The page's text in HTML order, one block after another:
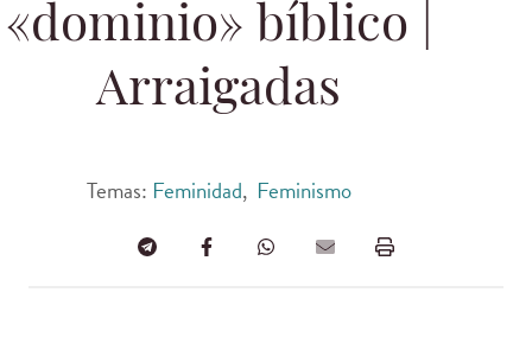
«dominio» bíblico |
Arraigadas
Temas: Feminidad, Feminismo